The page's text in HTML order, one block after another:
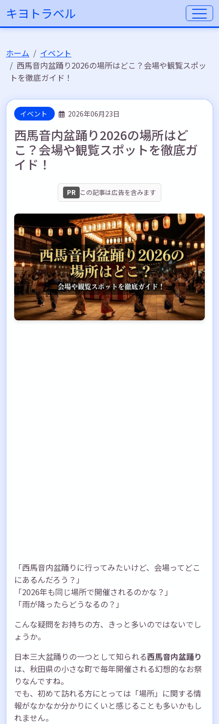
キヨトラベル
ホーム
イベント
西馬音内盆踊り2026の場所はどこ？会場や観覧スポッ
トを徹底ガイド！
イベント 2026年06月23日
西馬音内盆踊り2026の場所はど
こ？会場や観覧スポットを徹底ガ
イド！
PR この記事は広告を含みます
「西馬音内盆踊りに行ってみたいけど、会場ってどこ
にあるんだろう？」
「2026年も同じ場所で開催されるのかな？」
「雨が降ったらどうなるの？」
こんな疑問をお持ちの方、きっと多いのではないでし
ょうか。
日本三大盆踊りの一つとして知られる西馬音内盆踊り
は、秋田県の小さな町で毎年開催される幻想的なお祭
りなんですね。
でも、初めて訪れる方にとっては「場所」に関する情
報がなかなか分かりにくいと感じることも多いかもし
れません。